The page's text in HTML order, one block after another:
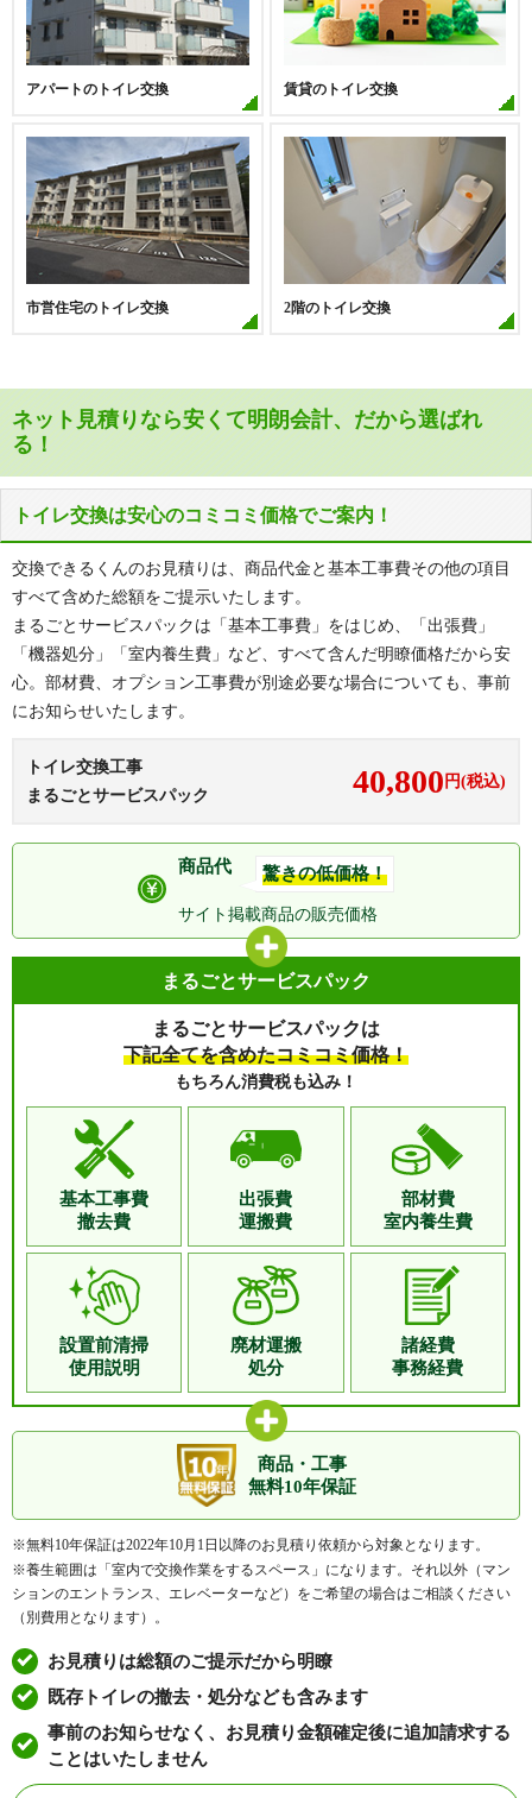
リバーガーデン森の城 リバーカントリーガーデン京橋
ルイシャトレ城東関目ブリーズタ
ワー
※その他、多数の実績がございます。
アパートのトイレ交換 賃貸のトイレ交換
市営住宅のトイレ交換 2階のトイレ交換
ネット見積りなら安くて明朗会計、だから選ばれ
る！
トイレ交換は安心のコミコミ価格でご案内！
交換できるくんのお見積りは、商品代金と基本工事費その他の項目
すべて含めた総額をご提示いたします。
まるごとサービスパックは「基本工事費」をはじめ、「出張費」
「機器処分」「室内養生費」など、すべて含んだ明瞭価格だから安
心。部材費、オプション工事費が別途必要な場合についても、事前
にお知らせいたします。
トイレ交換工事
まるごとサービスパック
40,800 円(税込)
商品代 驚きの低価格！
サイト掲載商品の販売価格
まるごとサービスパック
まるごとサービスパックは
下記全てを含めたコミコミ価格！
もちろん消費税も込み！
基本工事費
撤去費
出張費
運搬費
部材費
室内養生費
設置前清掃
使用説明
廃材運搬
処分
諸経費
事務経費
商品・工事
無料10年保証
※無料10年保証は2022年10月1日以降のお見積り依頼から対象となります。
※養生範囲は「室内で交換作業をするスペース」になります。それ以外（マン
ションのエントランス、エレベーターなど）をご希望の場合はご相談ください
（別費用となります）。
お見積りは総額のご提示だから明瞭
既存トイレの撤去・処分なども含みます
事前のお知らせなく、お見積り金額確定後に追加請求する
ことはいたしません